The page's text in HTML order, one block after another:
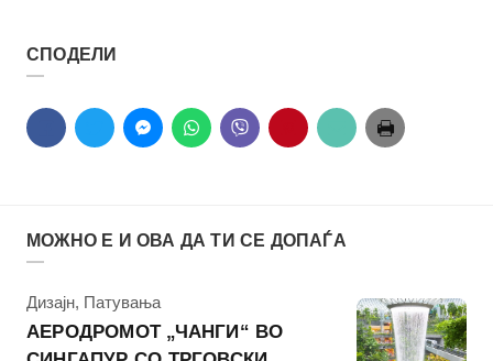
СПОДЕЛИ
МОЖНО Е И ОВА ДА ТИ СЕ ДОПАЃА
КАтегорија
Дизајн, Патувања
АЕРОДРОМОТ „ЧАНГИ“ ВО